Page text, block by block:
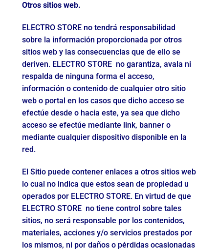
Otros sitios web.
ELECTRO STORE no tendrá responsabilidad
sobre la información proporcionada por otros
sitios web y las consecuencias que de ello se
deriven. ELECTRO STORE no garantiza, avala ni
respalda de ninguna forma el acceso,
información o contenido de cualquier otro sitio
web o portal en los casos que dicho acceso se
efectúe desde o hacia este, ya sea que dicho
acceso se efectúe mediante link, banner o
mediante cualquier dispositivo disponible en la
red.
El Sitio puede contener enlaces a otros sitios web
lo cual no indica que estos sean de propiedad u
operados por ELECTRO STORE. En virtud de que
ELECTRO STORE no tiene control sobre tales
sitios, no será responsable por los contenidos,
materiales, acciones y/o servicios prestados por
los mismos, ni por daños o pérdidas ocasionadas